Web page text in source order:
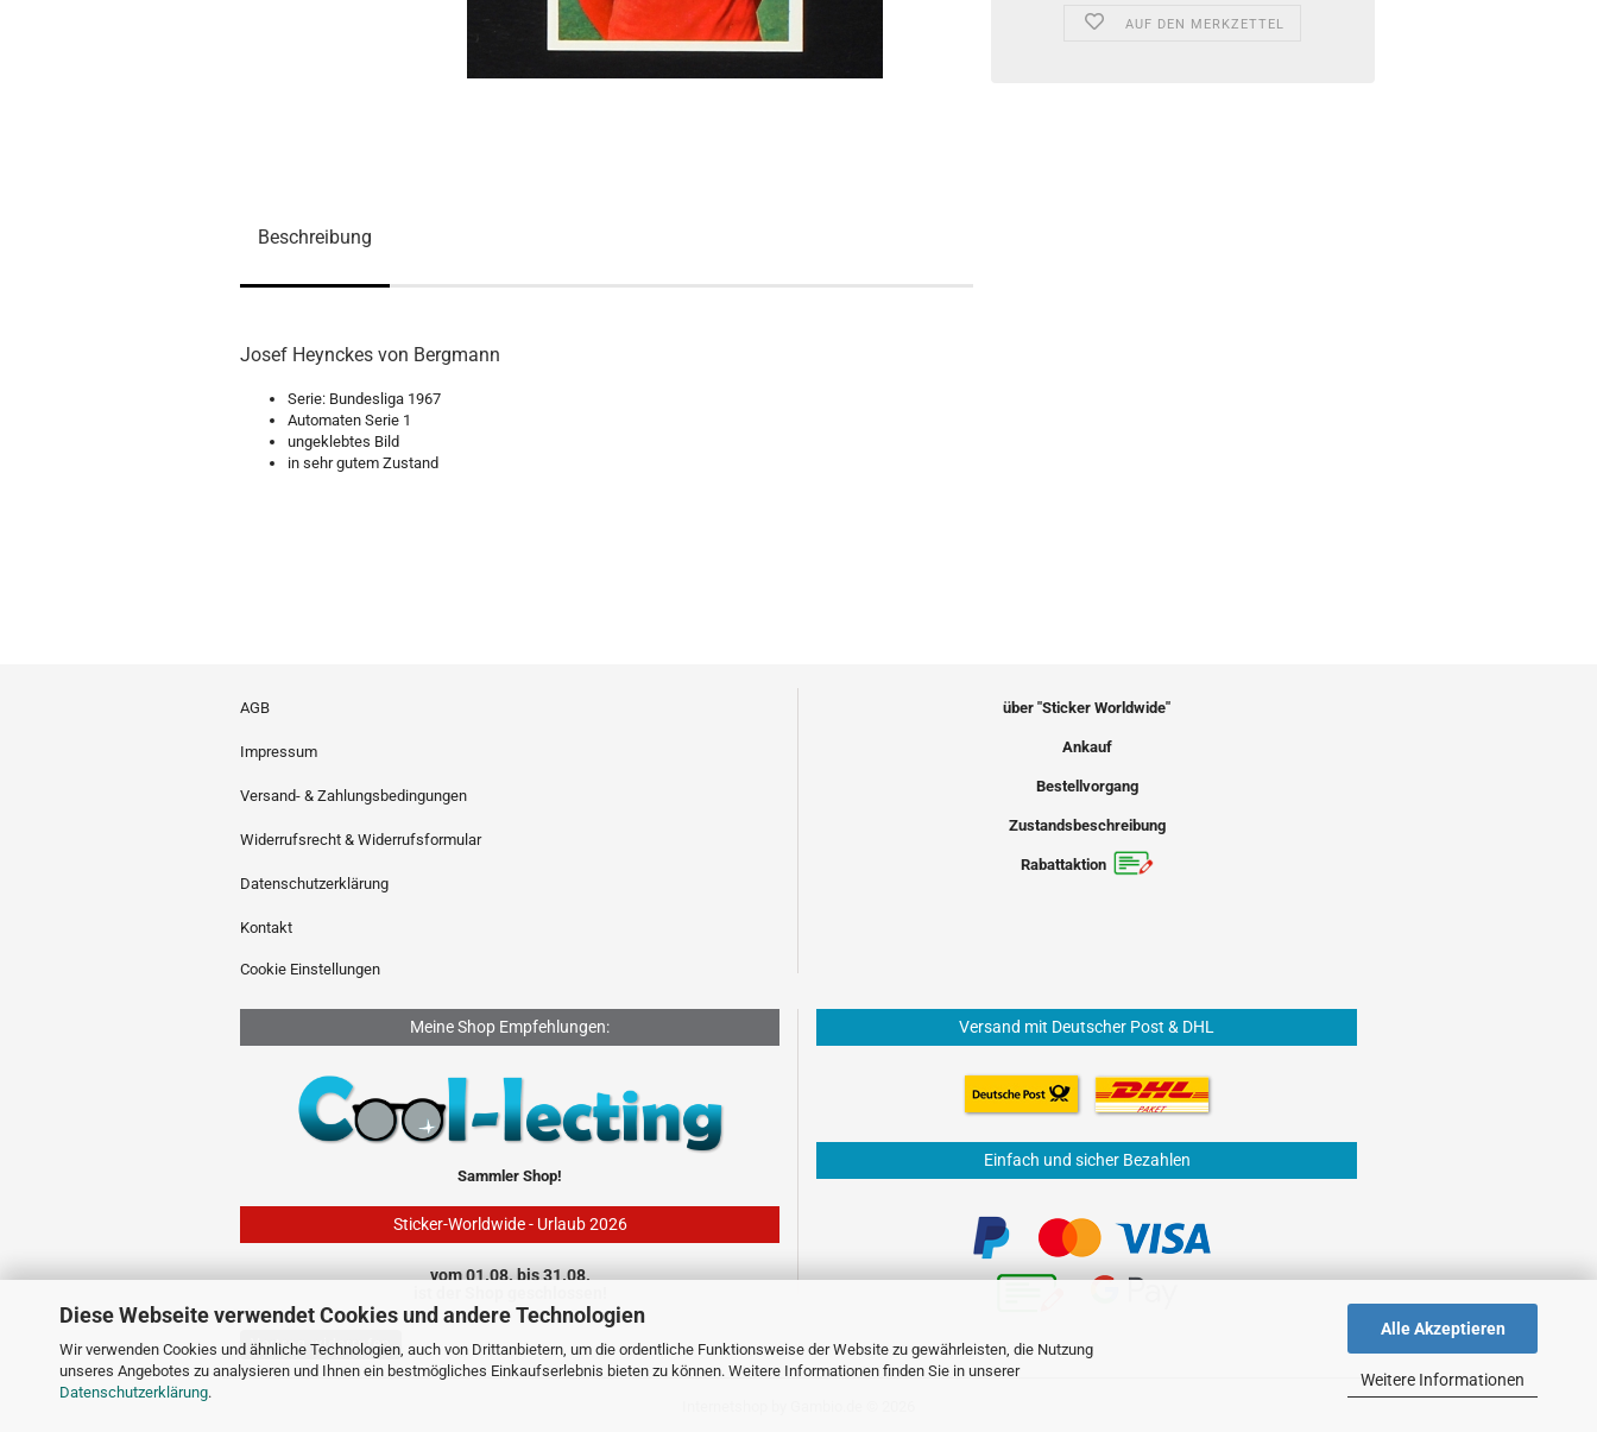
Diese Webseite verwendet Cookies und andere Technologien
Wir verwenden Cookies und ähnliche Technologien, auch von Drittanbietern, um die ordentliche Funktionsweise der Website zu gewährleisten, die Nutzung
unseres Angebotes zu analysieren und Ihnen ein bestmögliches Einkaufserlebnis bieten zu können. Weitere Informationen finden Sie in unserer
Datenschutzerklärung.
Alle Akzeptieren
Weitere Informationen
AUF DEN MERKZETTEL
Beschreibung
Josef Heynckes von Bergmann
Serie: Bundesliga 1967
Automaten Serie 1
ungeklebtes Bild
in sehr gutem Zustand
AGB
Impressum
Versand- & Zahlungsbedingungen
Widerrufsrecht & Widerrufsformular
Datenschutzerklärung
Kontakt
Cookie Einstellungen
über "Sticker Worldwide"
Ankauf
Bestellvorgang
Zustandsbeschreibung
Rabattaktion
Meine Shop Empfehlungen:
Sammler Shop!
Sticker-Worldwide - Urlaub 2026
vom 01.08. bis 31.08.
Versand mit Deutscher Post & DHL
Einfach und sicher Bezahlen
Vertrag widerrufen